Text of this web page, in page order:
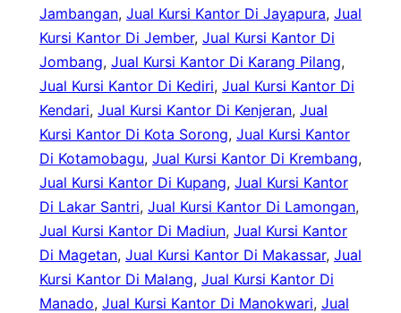
Jambangan, Jual Kursi Kantor Di Jayapura, Jual
Kursi Kantor Di Jember, Jual Kursi Kantor Di
Jombang, Jual Kursi Kantor Di Karang Pilang
Jual Kursi Kantor Di Kediri, Jual Kursi Kantor Di
Kendari, Jual Kursi Kantor Di Kenjeran, Jual
Kursi Kantor Di Kota Sorong, Jual Kursi Kantor
Di Kotamobagu, Jual Kursi Kantor Di Krembang
Jual Kursi Kantor Di Kupang, Jual Kursi Kantor
Di Lakar Santri, Jual Kursi Kantor Di Lamongan
Jual Kursi Kantor Di Madiun, Jual Kursi Kantor
Di Magetan, Jual Kursi Kantor Di Makassar, Jual
Kursi Kantor Di Malang, Jual Kursi Kantor Di
Manado, Jual Kursi Kantor Di Manokwari, Jual